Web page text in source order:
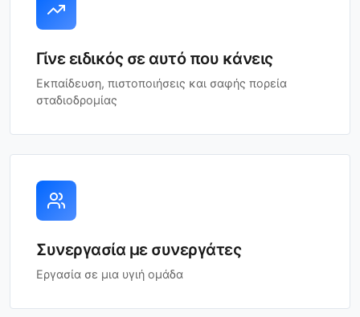
Γίνε ειδικός σε αυτό που κάνεις
Εκπαίδευση, πιστοποιήσεις και σαφής πορεία
σταδιοδρομίας
Συνεργασία με συνεργάτες
Εργασία σε μια υγιή ομάδα